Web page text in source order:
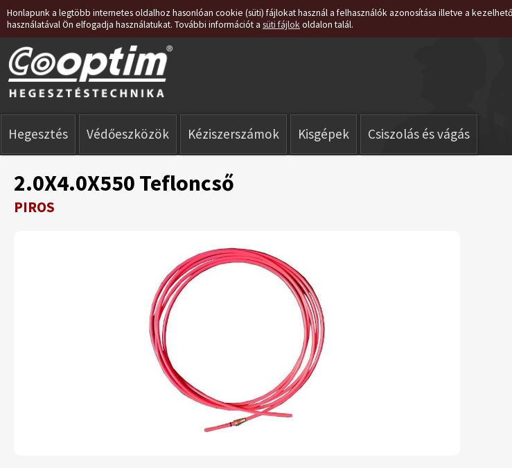
Honlapunk a legtöbb internetes oldalhoz hasonlóan cookie (süti) fájlokat használ a felhasználók azonosítása illetve a
használatával Ön elfogadja használatukat. További információt a süti fájlok oldalon talál.
Hegesztés Védőeszközök Kéziszerszámok Kisgépek Csiszolás és vágás
2.0X4.0X550 Tefloncső
PIROS